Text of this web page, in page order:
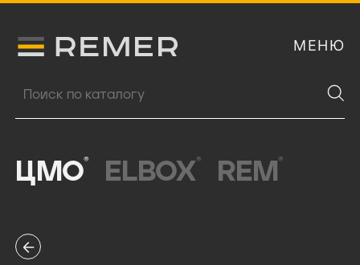
Логитип компании Remer МЕНЮ
Поиск продукции
ЦМО® ELBOX® REM ®